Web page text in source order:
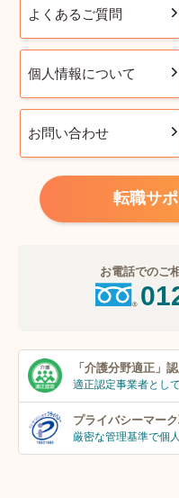
よくあるご質問
個人情報について
お問い合わせ
転職サ
お電話でのご
「介護分野適正」
適正認定事業者とし
プライバシーマーク
厳密な管理基準で個